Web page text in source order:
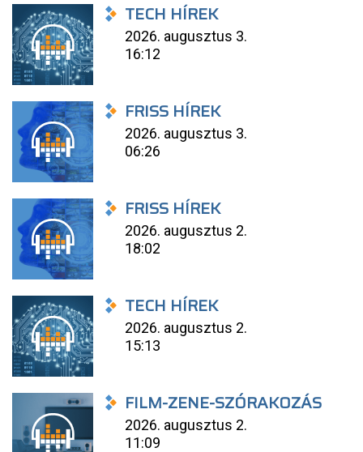
TECH HÍREK
2026. augusztus 3.
16:12
FRISS HÍREK
2026. augusztus 3.
06:26
FRISS HÍREK
2026. augusztus 2.
18:02
TECH HÍREK
2026. augusztus 2.
15:13
FILM-ZENE-SZÓRAKOZÁS
2026. augusztus 2.
11:09